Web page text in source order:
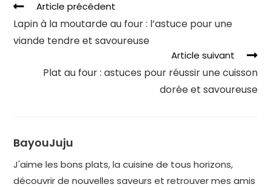
Article précédent
Lapin à la moutarde au four : l’astuce pour une
viande tendre et savoureuse
Article suivant
Plat au four : astuces pour réussir une cuisson
dorée et savoureuse
BayouJuju
J'aime les bons plats, la cuisine de tous horizons,
découvrir de nouvelles saveurs et retrouver mes amis